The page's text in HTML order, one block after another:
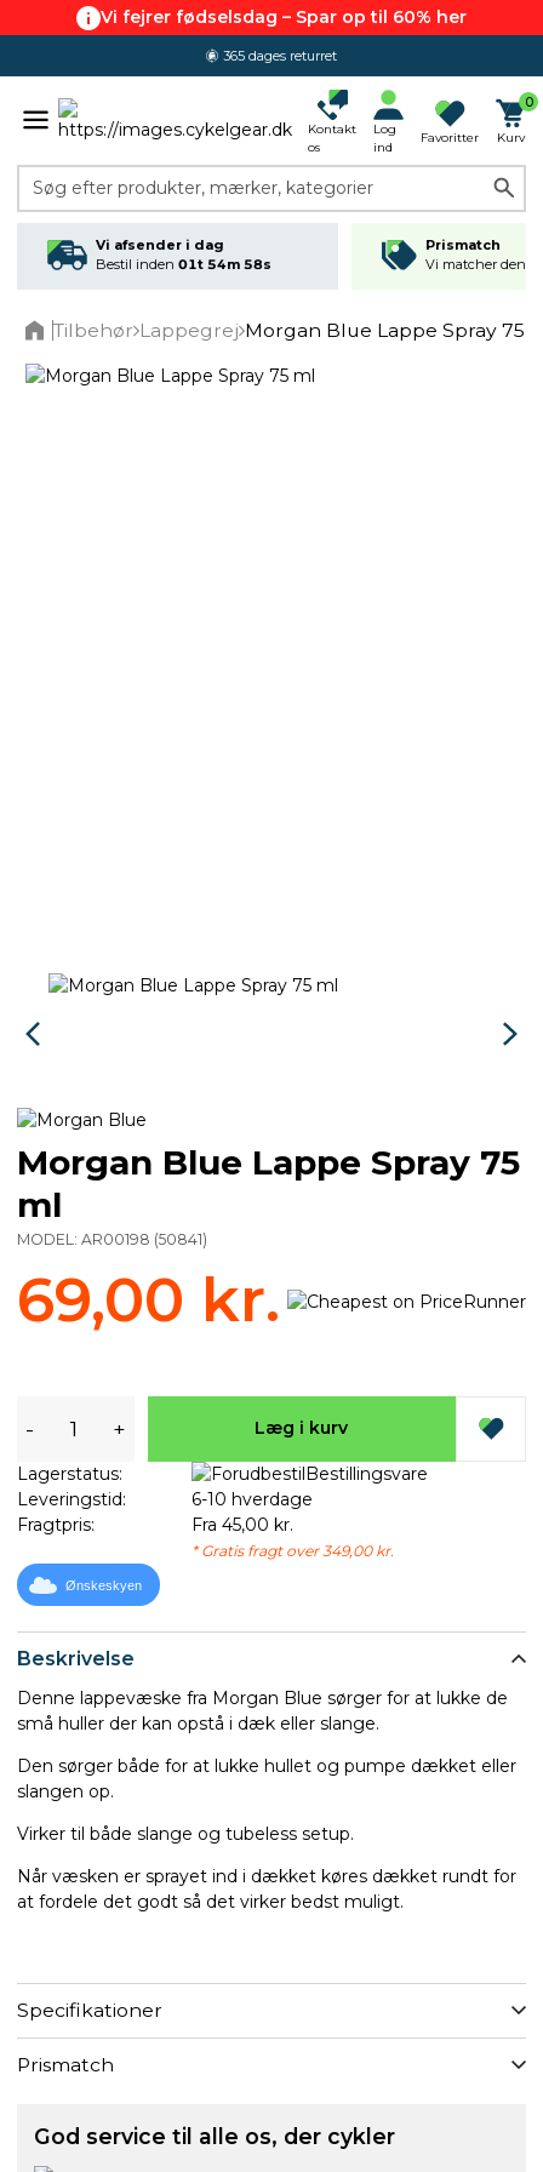
Vi fejrer fødselsdag – Spar op til 60% her
365 dages returret
Kontakt
os
Log
ind
Favoritter
0
Kurv
Søg efter produkter, mærker, kategorier
Vi afsender i dag
Bestil inden 01t 54m 58s
Prismatch
Vi matcher den
Tilbehør Lappegrej Morgan Blue Lappe Spray 75
Beskrivelse
Denne lappevæske fra Morgan Blue sørger for at lukke de
små huller der kan opstå i dæk eller slange.
Den sørger både for at lukke hullet og pumpe dækket eller
slangen op.
Virker til både slange og tubeless setup.
Når væsken er sprayet ind i dækket køres dækket rundt for
at fordele det godt så det virker bedst muligt.
Specifikationer
Prismatch
Morgan Blue Lappe Spray 75
ml
MODEL: AR00198 (50841)
69,00 kr.
- + Læg i kurv
Lagerstatus:
Bestillingsvare
Leveringstid:
6-10 hverdage
Fragtpris:
Fra 45,00 kr.
* Gratis fragt over 349,00 kr.
Ønskeskyen
God service til alle os, der cykler